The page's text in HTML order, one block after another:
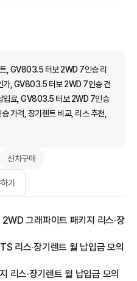
, GV803.5 터보 2WD 7인승 리
, GV803.5 터보 2WD 7인승 견
료, GV803.5 터보 2WD 7인승
가격, 장기렌트 비교, 리스 추천,
신차구매
기
그래파이트 패키지 리스·장
리스·장기렌트 월 납입금 모의
리스·장기렌트 월 납입금 모의